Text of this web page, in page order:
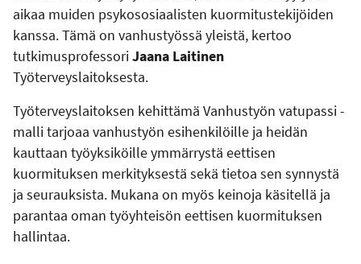
aikaa muiden psykososiaalisten kuormitustekijöiden
kanssa. Tämä on vanhustyössä yleistä, kertoo
tutkimusprofessoriJaana Laitinen
Työterveyslaitoksesta.
Työterveyslaitoksen kehittämä Vanhustyön vatupassi -
malli tarjoaa vanhustyön esihenkilöille ja heidän
kauttaan työyksiköille ymmärrystä eettisen
kuormituksen merkityksestä sekä tietoa sen synnystä
ja seurauksista. Mukana on myös keinoja käsitellä ja
parantaa oman työyhteisön eettisen kuormituksen
hallintaa.